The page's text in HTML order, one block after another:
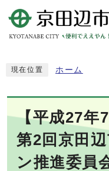
現在位置 ホーム
【平成27年
第2回京田
ン推進委